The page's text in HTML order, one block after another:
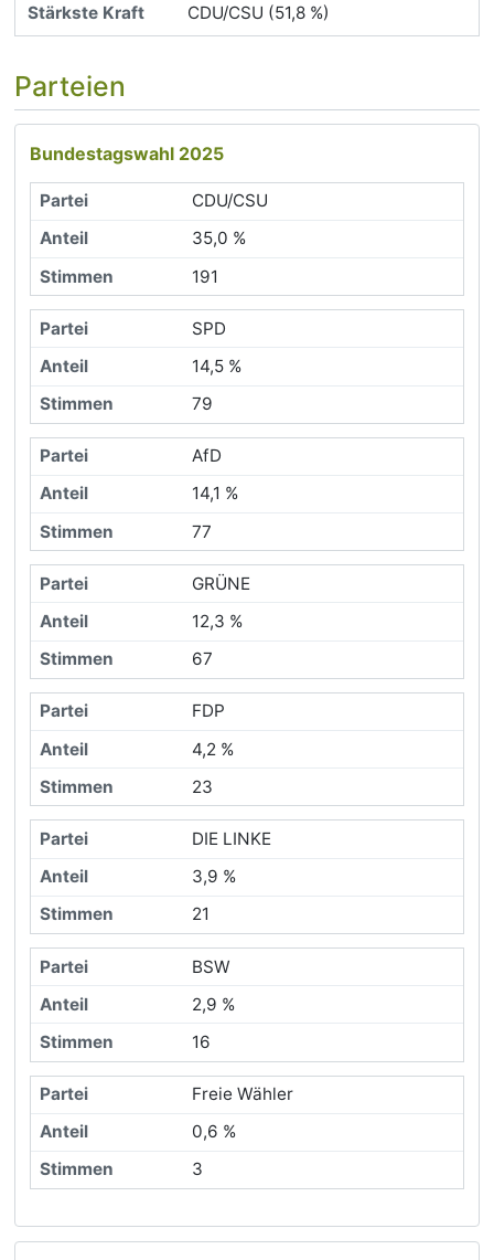
CDU/CSU (51,8 %)
Parteien
Bundestagswahl 2025
CDU/CSU
35,0 %
191
SPD
14,5 %
79
AfD
14,1 %
77
GRÜNE
12,3 %
67
FDP
4,2 %
23
DIE LINKE
3,9 %
21
BSW
2,9 %
16
Freie Wähler
0,6 %
3